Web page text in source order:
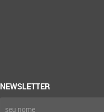
NEWSLETTER